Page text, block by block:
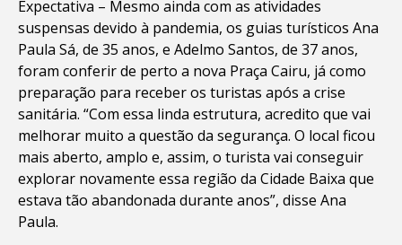
Expectativa – Mesmo ainda com as atividades
suspensas devido à pandemia, os guias turísticos Ana
Paula Sá, de 35 anos, e Adelmo Santos, de 37 anos,
foram conferir de perto a nova Praça Cairu, já como
preparação para receber os turistas após a crise
sanitária. “Com essa linda estrutura, acredito que vai
melhorar muito a questão da segurança. O local ficou
mais aberto, amplo e, assim, o turista vai conseguir
explorar novamente essa região da Cidade Baixa que
estava tão abandonada durante anos”, disse Ana
Paula.